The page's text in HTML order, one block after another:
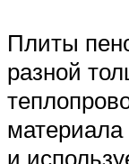
Плиты
разной
и